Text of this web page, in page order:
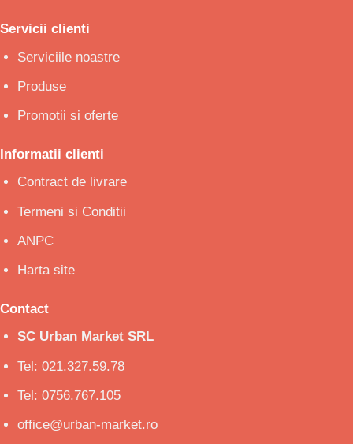
Servicii clienti
Serviciile noastre
Produse
Promotii si oferte
Informatii clienti
Contract de livrare
Termeni si Conditii
ANPC
Harta site
Contact
SC Urban Market SRL
Tel: 021.327.59.78
Tel: 0756.767.105
office@urban-market.ro